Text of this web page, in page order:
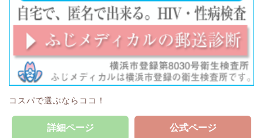
コスパで選ぶならココ！
詳細ページ 公式ページ